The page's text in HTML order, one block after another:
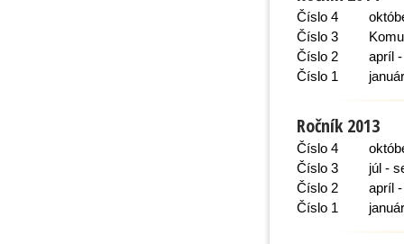
Číslo 4
Číslo 3
Číslo 2
apríl
Číslo 1
Ročník 2013
Číslo 4
Číslo 3
júl -
Číslo 2
apríl
Číslo 1